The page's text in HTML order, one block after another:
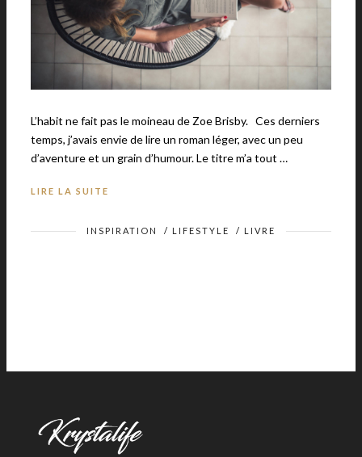
L’habit ne fait pas le moineau de Zoe Brisby. Ces derniers
temps, j’avais envie de lire un roman léger, avec un peu
d’aventure et un grain d’humour. Le titre m’a tout …
LIRE LA SUITE
INSPIRATION / LIFESTYLE / LIVRE